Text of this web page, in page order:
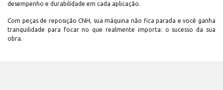
desempenho e durabilidade em cada aplicação.
Com peças de reposição CNH, sua máquina não fica parada e você ganha
tranquilidade para focar no que realmente importa: o sucesso da sua
obra.